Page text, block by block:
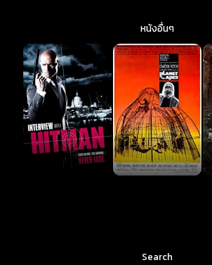
หนังอื่นๆ
Search